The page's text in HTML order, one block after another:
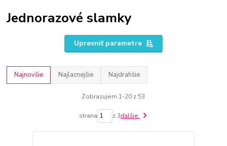
Jednorazové slamky
Upresniť parametre
Najnovšie Najlacnejšie Najdrahšie
Zobrazujem 1-20 z 53
strana z 3ďalšie